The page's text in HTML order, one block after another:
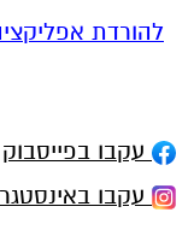
להורדת
עקבו בפייסבוק
עקבו